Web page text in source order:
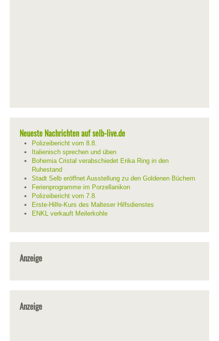
Neueste Nachrichten auf selb-live.de
Polizeibericht vom 8.8.
Italienisch sprechen und üben
Bohemia Cristal verabschiedet Erika Ring in den
Ruhestand
Stadt Selb eröffnet Ausstellung zu den Goldenen Büchern
Ferienprogramme im Porzellanikon
Polizeibericht vom 7.8.
Erste-Hilfe-Kurs des Malteser Hilfsdienstes
ENKL verkauft Meilerkohle
Anzeige
Anzeige